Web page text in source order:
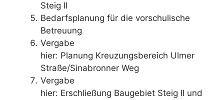
Steig II
Bedarfsplanung für die vorschulische
Betreuung
Vergabe
hier: Planung Kreuzungsbereich Ulmer
Straße/Sinabronner Weg
Vergabe
hier: Erschließung Baugebiet Steig II und